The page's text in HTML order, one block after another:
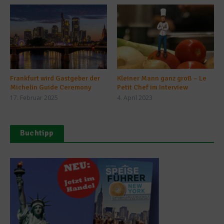
Frankfurt wird Gastgeber der
Michelin Guide Ceremony
17. Februar 2025
Kleiner Mann ganz groß – Le
Petit Chef im Interview
4. April 2023
Buchtipp